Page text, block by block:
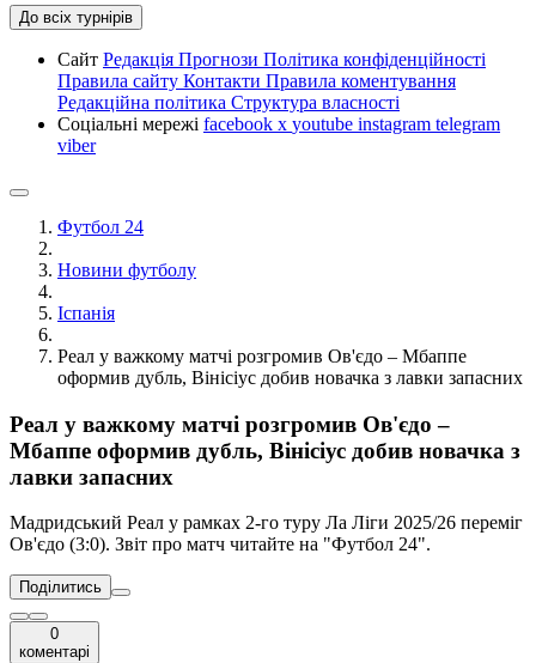
До всіх турнірів
Сайт Редакція Прогнози Політика конфіденційності
Правила сайту Контакти Правила коментування
Редакційна політика Структура власності
Соціальні мережі facebook x youtube instagram telegram
viber
Футбол 24
Новини футболу
Іспанія
Реал у важкому матчі розгромив Ов'єдо – Мбаппе
оформив дубль, Вінісіус добив новачка з лавки запасних
Реал у важкому матчі розгромив Ов'єдо –
Мбаппе оформив дубль, Вінісіус добив новачка з
лавки запасних
Мадридський Реал у рамках 2-го туру Ла Ліги 2025/26 переміг
Ов'єдо (3:0). Звіт про матч читайте на "Футбол 24".
Поділитись
0
коментарі